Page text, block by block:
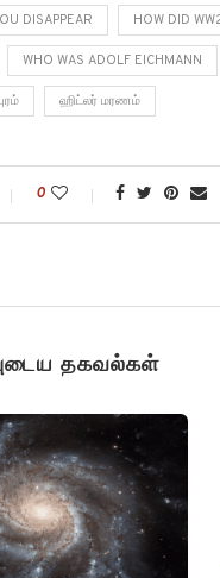
DISAPPEAR HOW DID
WHO WAS ADOLF EICHMANN
ஹிட்லர் மரணம்
0
தகவல்கள்